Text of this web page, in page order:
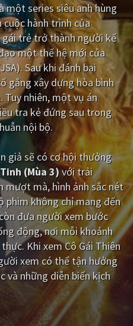
Tội phạm - Hình sự
Hài hước
Khoa học - Tài liệu
Thể thao
Kỳ ảo
Lịch sử
Tiểu sử
DramaTV
Trung Quốc - Hồng Kông
Việt Nam
một series siêu anh hùng
cuộc hành trình của
trẻ trở thành người kế
một thế hệ mới của
Sau khi đánh bại
gắng xây dựng hòa bình
Tuy nhiên, một vụ án
tra kẻ đứng sau trong
nội bộ.
giả sẽ có cơ hội thưởng
(Mùa 3)với trải
mượt mà, hình ảnh sắc nét
phim không chỉ mang đến
đưa người xem bước
động, nơi mỗi khoảnh
Khi xem Cô Gái Thiên
xem có thể tận hưởng
và những diễn biến kịch